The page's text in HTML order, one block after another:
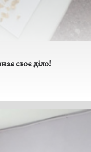
своє діло!